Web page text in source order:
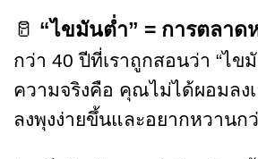
🥛 “ไขมันต่ำ” = การตลาด
กว่า 40 ปีที่เราถูกสอนว่า “ไข
ความจริงคือ คุณไม่ได้ผอมลง
ลงพุงง่ายขึ้นและอยากหวานก